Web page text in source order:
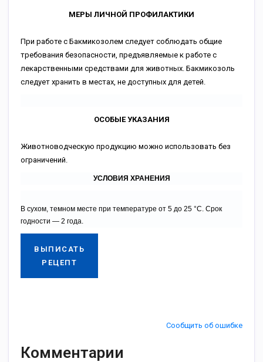
МЕРЫ ЛИЧНОЙ ПРОФИЛАКТИКИ
При работе с Бакмикозолем следует соблюдать общие
требования безопасности, предъявляемые к работе с
лекарственными средствами для животных. Бакмикозоль
следует хранить в местах, не доступных для детей.
ОСОБЫЕ УКАЗАНИЯ
Животноводческую продукцию можно использовать без
ограничений.
УСЛОВИЯ ХРАНЕНИЯ
В сухом, темном месте при температуре от 5 до 25 °С. Срок
годности — 2 года.
ВЫПИСАТЬ
РЕЦЕПТ
Сообщить об ошибке
Комментарии